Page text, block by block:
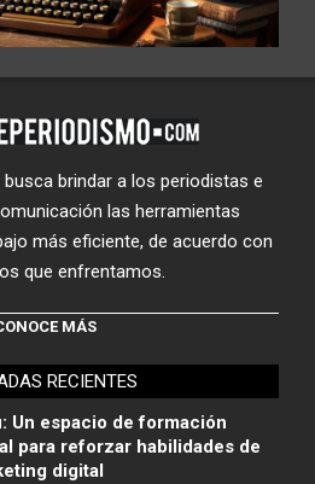
brindar a los periodistas e
las herramientas
más eficiente, de acuerdo con
que enfrentamos.
MÁS
RECIENTES
Un espacio de formación
para reforzar habilidades de
digital